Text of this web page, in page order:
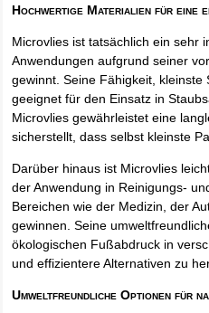
Hochwertige Materialien für eine
Microvlies ist tatsächlich ein sehr
Anwendungen aufgrund seiner
gewinnt. Seine Fähigkeit,
geeignet für den Einsatz in
Microvlies gewährleistet eine
sicherstellt, dass selbst kleinste
Darüber hinaus ist Microvlies
der Anwendung in Reinigungs-
Bereichen wie der Medizin, der
gewinnen. Seine
ökologischen Fußabdruck in
und effizientere Alternativen zu
Umweltfreundliche Optionen für